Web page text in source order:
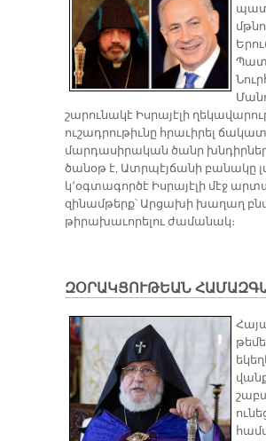
շարունակէ Իսրայէլի
ուշադրութիւնը հրաւիրել
մարդասիրական ծանր
ծանօթ է, Ատրպէյճանի բանակը
կ՚օգտագործէ Իսրայէլի մէջ
զինամթերք՝ Արցախի խաղաղ
թիրախաւորելու ժամանակ։
ԶՕՐԱԿՑՈՒԹԵԱՆ